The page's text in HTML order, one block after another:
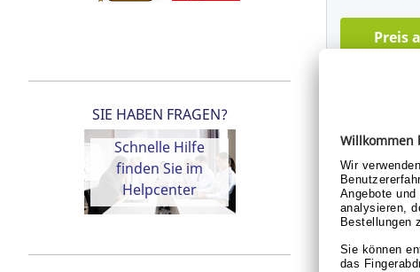
SIE HABEN FRAGEN?
Schnelle Hilfe
finden Sie im
Helpcenter
Preis
Deltaplus